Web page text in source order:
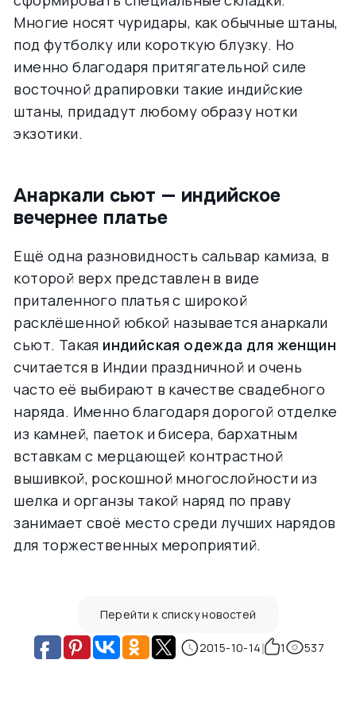
Многие носят чуридары, как обычные штаны,
под футболку или короткую блузку. Но
именно благодаря притягательной силе
восточной драпировки такие индийские
штаны, придадут любому образу нотки
экзотики.
Анаркали сьют — индийское
вечернее платье
Ещё одна разновидность сальвар камиза, в
которой верх представлен в виде
приталенного платья с широкой
расклёшенной юбкой называется анаркали
сьют. Такая индийская одежда для женщин
считается в Индии праздничной и очень
часто её выбирают в качестве свадебного
наряда. Именно благодаря дорогой отделке
из камней, паеток и бисера, бархатным
вставкам с мерцающей контрастной
вышивкой, роскошной многослойности из
шелка и органзы такой наряд по праву
занимает своё место среди лучших нарядов
для торжественных мероприятий.
Перейти к списку новостей
2015-10-14 1 537